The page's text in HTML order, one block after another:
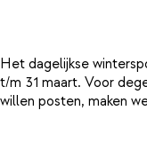
Het dagelijkse
t/m 31 maart. Voor
willen posten, maken